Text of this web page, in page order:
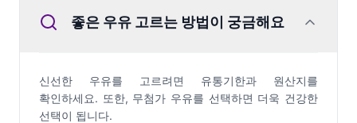
좋은 우유 고르는 방법이 궁금해요
신선한 우유를 고르려면 유통기한과 원산지를
확인하세요. 또한, 무첨가 우유를 선택하면 더욱 건강한
선택이 됩니다.